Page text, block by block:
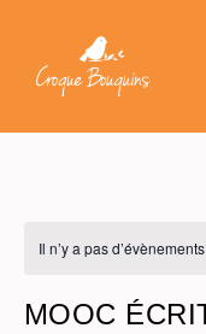
Il n’y a pas
MOOC